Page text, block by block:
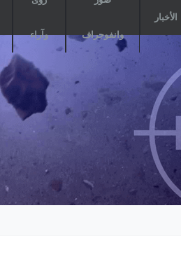
الأخبار
وانفوجراف وآراء